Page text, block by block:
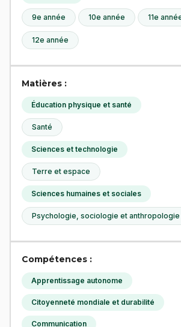
9e année 10e année 11e
12e année
Matières :
Éducation physique et santé
Santé
Sciences et technologie
Terre et espace
Sciences humaines et sociales
Psychologie, sociologie et anthropologie
Compétences :
Apprentissage autonome
Citoyenneté mondiale et durabilité
Communication